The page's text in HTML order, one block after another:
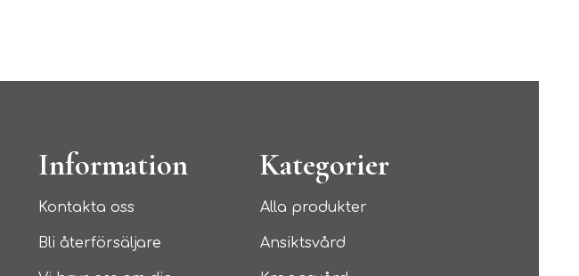
Information
Kontakta oss
Bli återförsäljare
Kategorier
Alla produkter
Ansiktsvård